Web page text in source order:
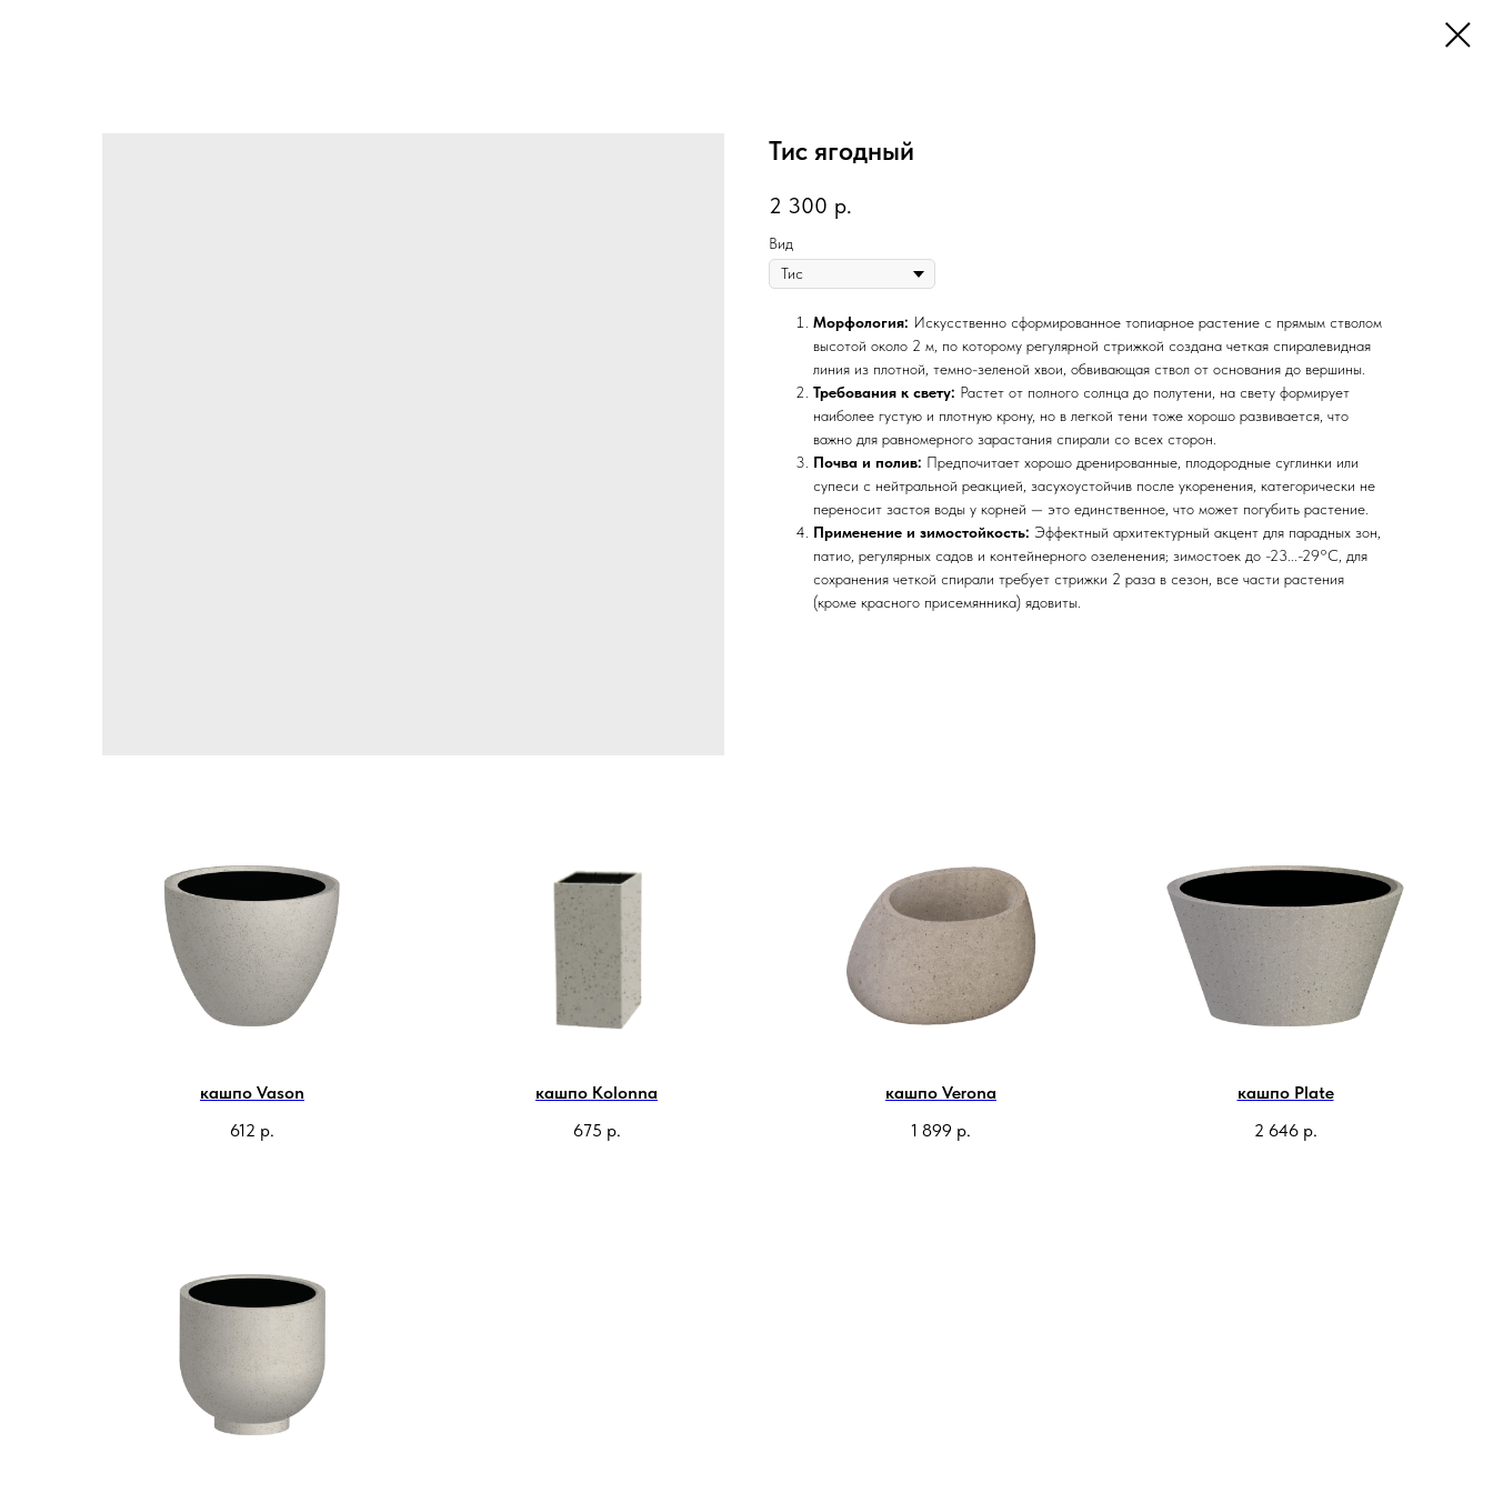
Тис ягодный
2 300 р.
Вид
Морфология: Искусственно сформированное топиарное растение с прямым стволом
высотой около 2 м, по которому регулярной стрижкой создана четкая спиралевидная
линия из плотной, темно-зеленой хвои, обвивающая ствол от основания до вершины.
Требования к свету: Растет от полного солнца до полутени, на свету формирует
наиболее густую и плотную крону, но в легкой тени тоже хорошо развивается, что
важно для равномерного зарастания спирали со всех сторон.
Почва и полив: Предпочитает хорошо дренированные, плодородные суглинки или
супеси с нейтральной реакцией, засухоустойчив после укоренения, категорически не
переносит застоя воды у корней — это единственное, что может погубить растение.
Применение и зимостойкость: Эффектный архитектурный акцент для парадных зон,
патио, регулярных садов и контейнерного озеленения; зимостоек до -23...-29°C, для
сохранения четкой спирали требует стрижки 2 раза в сезон, все части растения
(кроме красного присемянника) ядовиты.
кашпо Vason
612 р.
кашпо Kolonna
675 р.
кашпо Verona
1 899 р.
кашпо Plate
2 646 р.